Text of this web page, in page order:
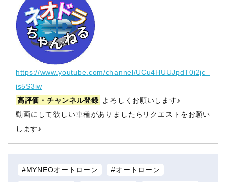
https://www.youtube.com/channel/UCu4HUUJpdT0i2jc_
is5S3iw
高評価・チャンネル登録
よろしくお願いします♪
動画にして欲しい車種がありましたらリクエストをお願い
します♪
MYNEOオートローン オートローン